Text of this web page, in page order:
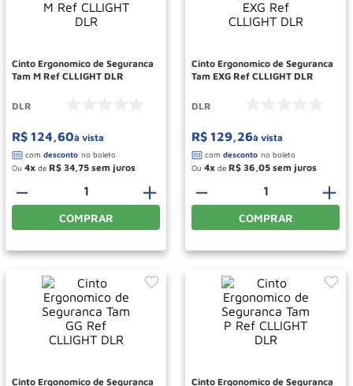
Cinto Ergonomico de Seguranca
Tam M Ref CLLIGHT DLR
DLR
R$ 124,60à vista
Ou 4 de R$ 34,75
＋
－
COMPRAR
Cinto Ergonomico de Seguranca
Tam EXG Ref CLLIGHT DLR
DLR
R$ 129,26à vista
Ou 4 de R$ 36,05
＋
－
COMPRAR
Cinto Ergonomico de Seguranca
Cinto Ergonomico de Seguranca
Paleteira